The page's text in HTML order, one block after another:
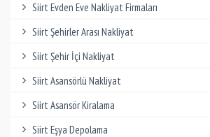
Siirt Evden Eve Nakliyat Firmaları
Siirt Şehirler Arası Nakliyat
Siirt Şehir İçi Nakliyat
Siirt Asansörlü Nakliyat
Siirt Asansör Kiralama
Siirt Eşya Depolama